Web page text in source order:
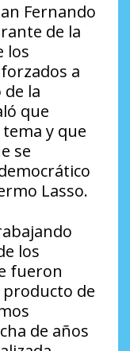
Fernando
de la
los
a
la
que
y que
se
Lasso.
los
fueron
producto de
de años